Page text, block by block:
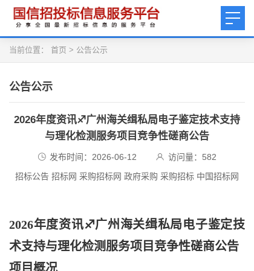
当前位置： 首页 > 公告公示
公告公示
2026年度资讯♐广州海关缉私局电子鉴定技术支持
与理化检测服务项目竞争性磋商公告
发布时间：2026-06-12 访问量： 582
招标公告 招标网 采购招标网 政府采购 采购招标 中国招标网
2026年度资讯♐广州海关缉私局电子鉴定技
术支持与理化检测服务项目竞争性磋商公告
项目概况